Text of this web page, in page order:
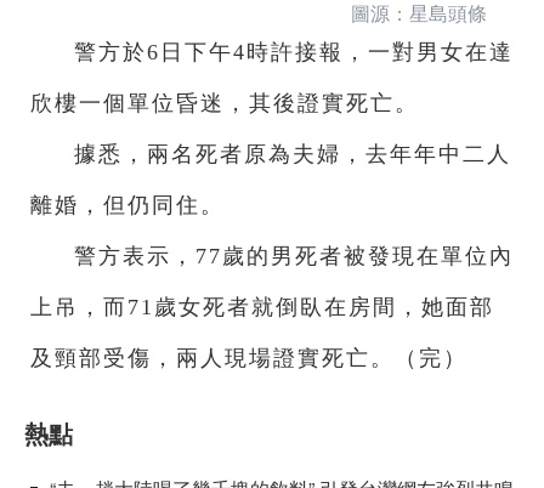
圖源：星島頭條
警方於6日下午4時許接報，一對男女在達
欣樓一個單位昏迷，其後證實死亡。
據悉，兩名死者原為夫婦，去年年中二人
離婚，但仍同住。
警方表示，77歲的男死者被發現在單位內
上吊，而71歲女死者就倒臥在房間，她面部
及頸部受傷，兩人現場證實死亡。（完）
熱點